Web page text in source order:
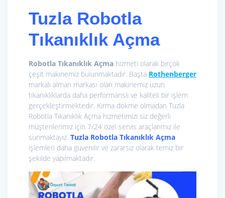
Tuzla Robotla
Tıkanıklık Açma
Robotla Tıkanıklık Açma hizmeti olarak birçok
çeşit makinemiz bulunmaktadır. Başta Rothenberger
markalı alman markası olan makinemiz uzun
tıkanıklıklarda daha performanslı ve kaliteli bir işlem
gerçekleştirmektedir. Kırma dökme olmadan Tuzla
Robotla Tıkanıklık Açma hizmetimizi siz değerli
müşterilerimiz için 7/24 özel servis araçlarımız ile
sunmaktayız. Tuzla Robotla Tıkanıklık Açma
işlemleri daha güvenilir ve zararsız olarak temiz bir
şekilde yapılmaktadır.